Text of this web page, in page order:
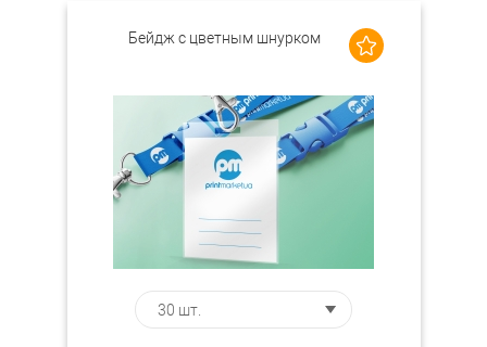
Бейдж с цветным шнурком